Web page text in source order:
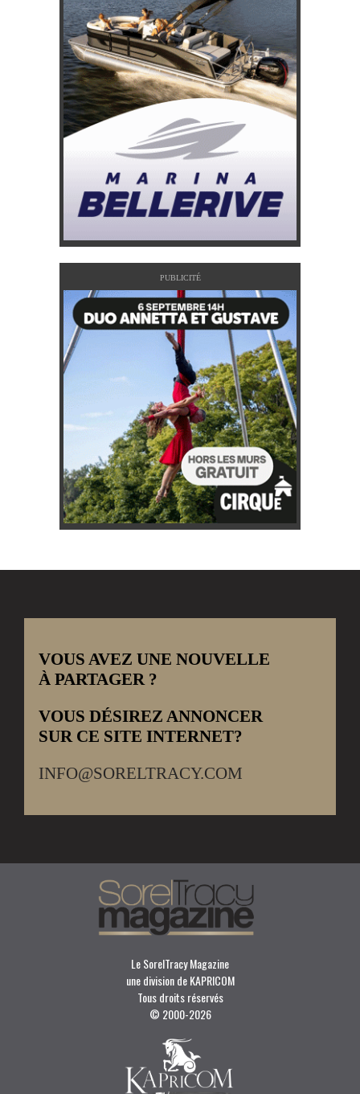
PUBLICITÉ
VOUS AVEZ UNE NOUVELLE
À PARTAGER ?
VOUS DÉSIREZ ANNONCER
SUR CE SITE INTERNET?
INFO@SORELTRACY.COM
Le SorelTracy Magazine
une division de KAPRICOM
Tous droits réservés
© 2000-2026